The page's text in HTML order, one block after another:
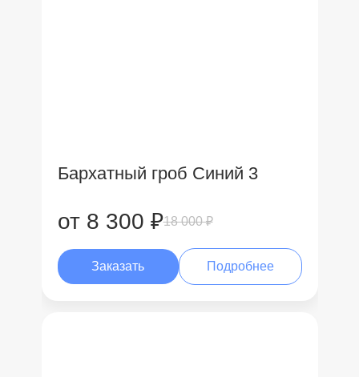
Бархатный гроб Синий 3
от 8 300 ₽18 000 ₽
Заказать Подробнее